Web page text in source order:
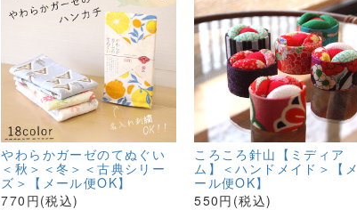
やわらかガーゼのてぬぐい
＜秋＞＜冬＞＜古典シリー
ズ＞【メール便OK】
770円(税込)
ころころ針山【ミディア
ム】＜ハンドメイド＞【メ
ール便OK】
550円(税込)